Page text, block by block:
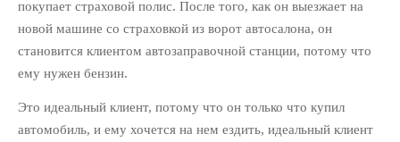
автоматизации юридического
маркетинга
Как продавать абонентское
юридическое обслуживание:
Юридический маркетинг на
автопилоте: как привлекать
покупает страховой полис. После того, как он выезжает на
новой машине со страховкой из ворот автосалона, он
становится клиентом автозаправочной станции, потому что
ему нужен бензин.
Это идеальный клиент, потому что он только что купил
автомобиль, и ему хочется на нем ездить, идеальный клиент